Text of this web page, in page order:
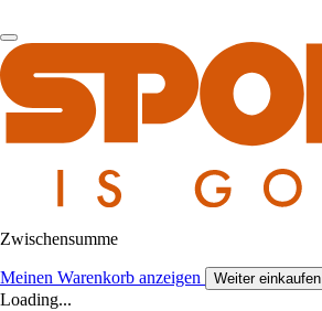
Zwischensumme
Meinen Warenkorb anzeigen Weiter einkaufen
Loading...